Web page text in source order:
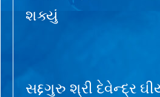
શક્યું
સદ્દગુરુ શ્રી દેવેન્દ્ર